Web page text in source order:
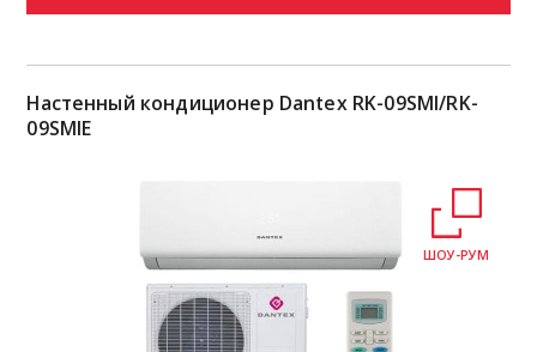
Настенный кондиционер Dantex RK-09SMI/RK-
09SMIЕ
ШОУ-РУМ